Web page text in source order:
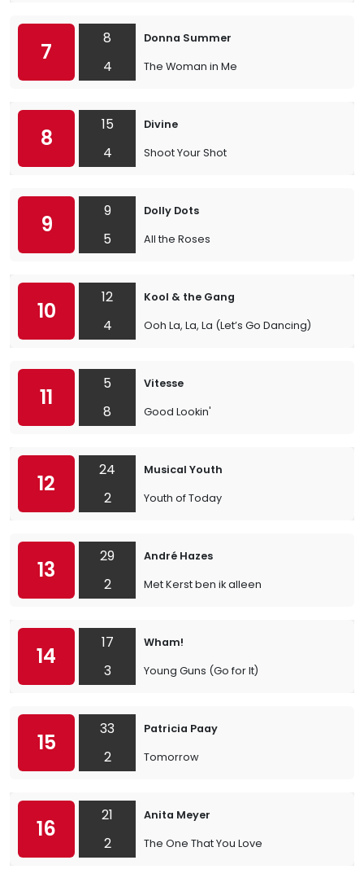
7
8
4
Donna Summer
The Woman in Me
8
15
4
Divine
Shoot Your Shot
9
9
5
Dolly Dots
All the Roses
10
12
4
Kool & the Gang
Ooh La, La, La (Let’s Go Dancing)
11
5
8
Vitesse
Good Lookin'
12
24
2
Musical Youth
Youth of Today
13
29
2
André Hazes
Met Kerst ben ik alleen
14
17
3
Wham!
Young Guns (Go for It)
15
33
2
Patricia Paay
Tomorrow
16
21
2
Anita Meyer
The One That You Love